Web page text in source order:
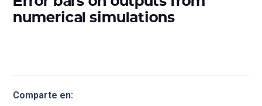
numerical simulations
Comparte en: